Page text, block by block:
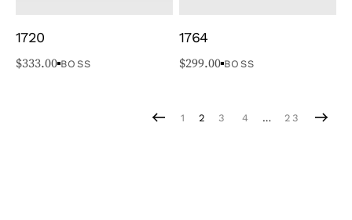
1720
$333.00 BOSS
1764
$299.00 BOSS
1 2 3 4 … 23